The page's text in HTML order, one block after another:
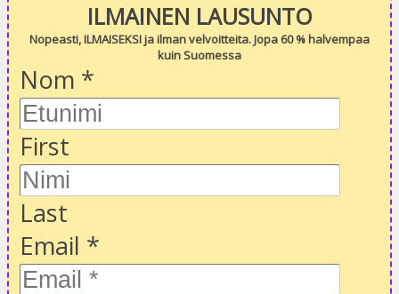
ILMAINEN LAUSUNTO
Nopeasti, ILMAISEKSI ja ilman velvoitteita. Jopa 60 % halvempaa
kuin Suomessa
Nom *
First
Last
Email *